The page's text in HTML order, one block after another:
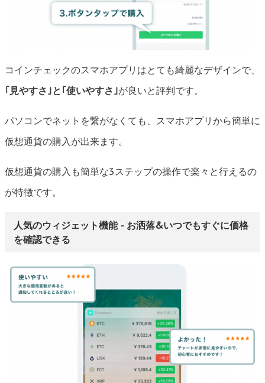
コインチェックのスマホアプリはとても綺麗なデザインで、
｢見やすさ｣と｢使いやすさ｣が良いと評判です。
パソコンでネットを繋がなくても、スマホアプリから簡単に
仮想通貨の購入が出来ます。
仮想通貨の購入も簡単な3ステップの操作で楽々と行えるの
が特徴です。
人気のウィジェット機能 - お洒落&いつでもすぐに価格
を確認できる